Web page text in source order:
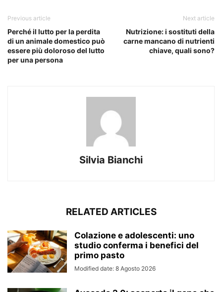
Previous article
Perché il lutto per la perdita
di un animale domestico può
essere più doloroso del lutto
per una persona
Next article
Nutrizione: i sostituti della
carne mancano di nutrienti
chiave, quali sono?
Silvia Bianchi
RELATED ARTICLES
Colazione e adolescenti: uno
studio conferma i benefici del
primo pasto
Modified date: 8 Agosto 2026